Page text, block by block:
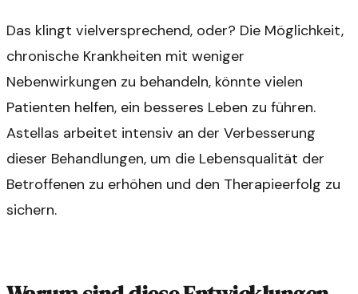
Das klingt vielversprechend, oder? Die Möglichkeit,
chronische Krankheiten mit weniger
Nebenwirkungen zu behandeln, könnte vielen
Patienten helfen, ein besseres Leben zu führen.
Astellas arbeitet intensiv an der Verbesserung
dieser Behandlungen, um die Lebensqualität der
Betroffenen zu erhöhen und den Therapieerfolg zu
sichern.